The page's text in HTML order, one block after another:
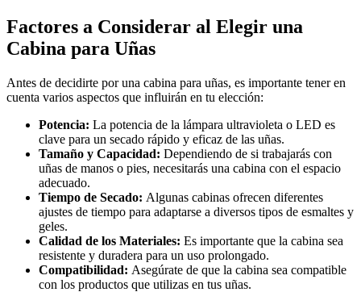
Factores a Considerar al Elegir una
Cabina para Uñas
Antes de decidirte por una cabina para uñas, es importante tener en
cuenta varios aspectos que influirán en tu elección:
Potencia: La potencia de la lámpara ultravioleta o LED es
clave para un secado rápido y eficaz de las uñas.
Tamaño y Capacidad: Dependiendo de si trabajarás con
uñas de manos o pies, necesitarás una cabina con el espacio
adecuado.
Tiempo de Secado: Algunas cabinas ofrecen diferentes
ajustes de tiempo para adaptarse a diversos tipos de esmaltes y
geles.
Calidad de los Materiales: Es importante que la cabina sea
resistente y duradera para un uso prolongado.
Compatibilidad: Asegúrate de que la cabina sea compatible
con los productos que utilizas en tus uñas.